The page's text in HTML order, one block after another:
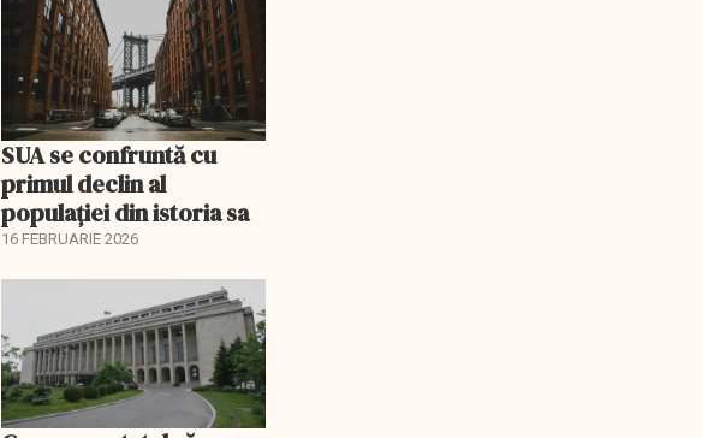
SUA se confruntă cu
primul declin al
populației din istoria sa
16 FEBRUARIE 2026